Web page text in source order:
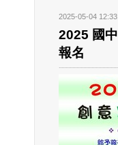
2025-05-04
2025 國
報名